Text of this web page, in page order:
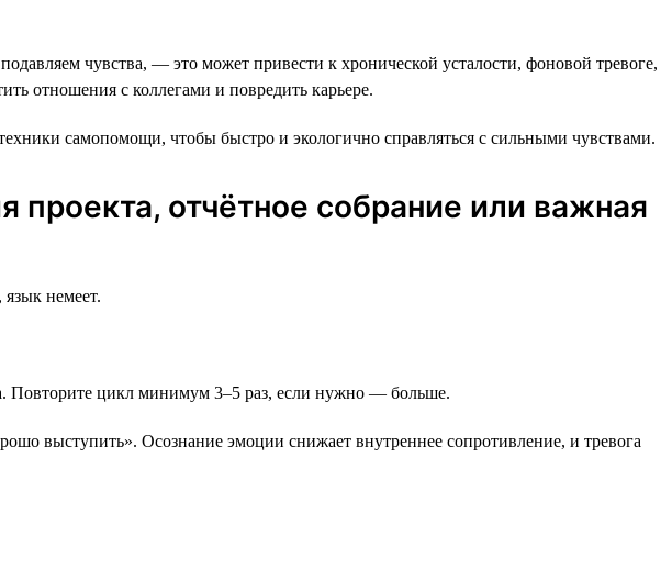
чувства, — это может привести к хронической усталости, фоновой тревоге,
отношения с коллегами и повредить карьере.
самопомощи, чтобы быстро и экологично справляться с сильными чувствами.
отчётное собрание или важная
немеет.
Повторите цикл минимум 3–5 раз, если нужно — больше.
выступить». Осознание эмоции снижает внутреннее сопротивление, и тревога